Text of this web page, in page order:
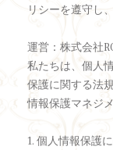
リシーを遵守し
運営：株式会社
私たちは、個人
保護に関する法
情報保護マネジ
1. 個人情報保護